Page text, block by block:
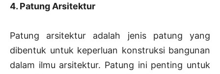
4. Patung Arsitektur
Patung arsitektur adalah jenis patung yang
dibentuk untuk keperluan konstruksi bangunan
dalam ilmu arsitektur. Patung ini penting untuk